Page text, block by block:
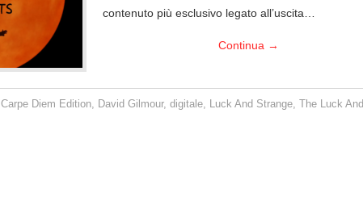
contenuto più esclusivo legato all’uscita…
Continua →
Carpe Diem Edition David Gilmour,digitale Luck And Strange ,The Luck And